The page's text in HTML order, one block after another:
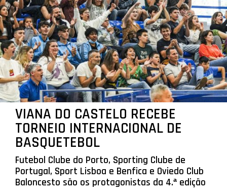
VIANA DO CASTELO RECEBE
TORNEIO INTERNACIONAL DE
BASQUETEBOL
Futebol Clube do Porto, Sporting Clube de
Portugal, Sport Lisboa e Benfica e Oviedo Club
Baloncesto são os protagonistas da 4.ª edição